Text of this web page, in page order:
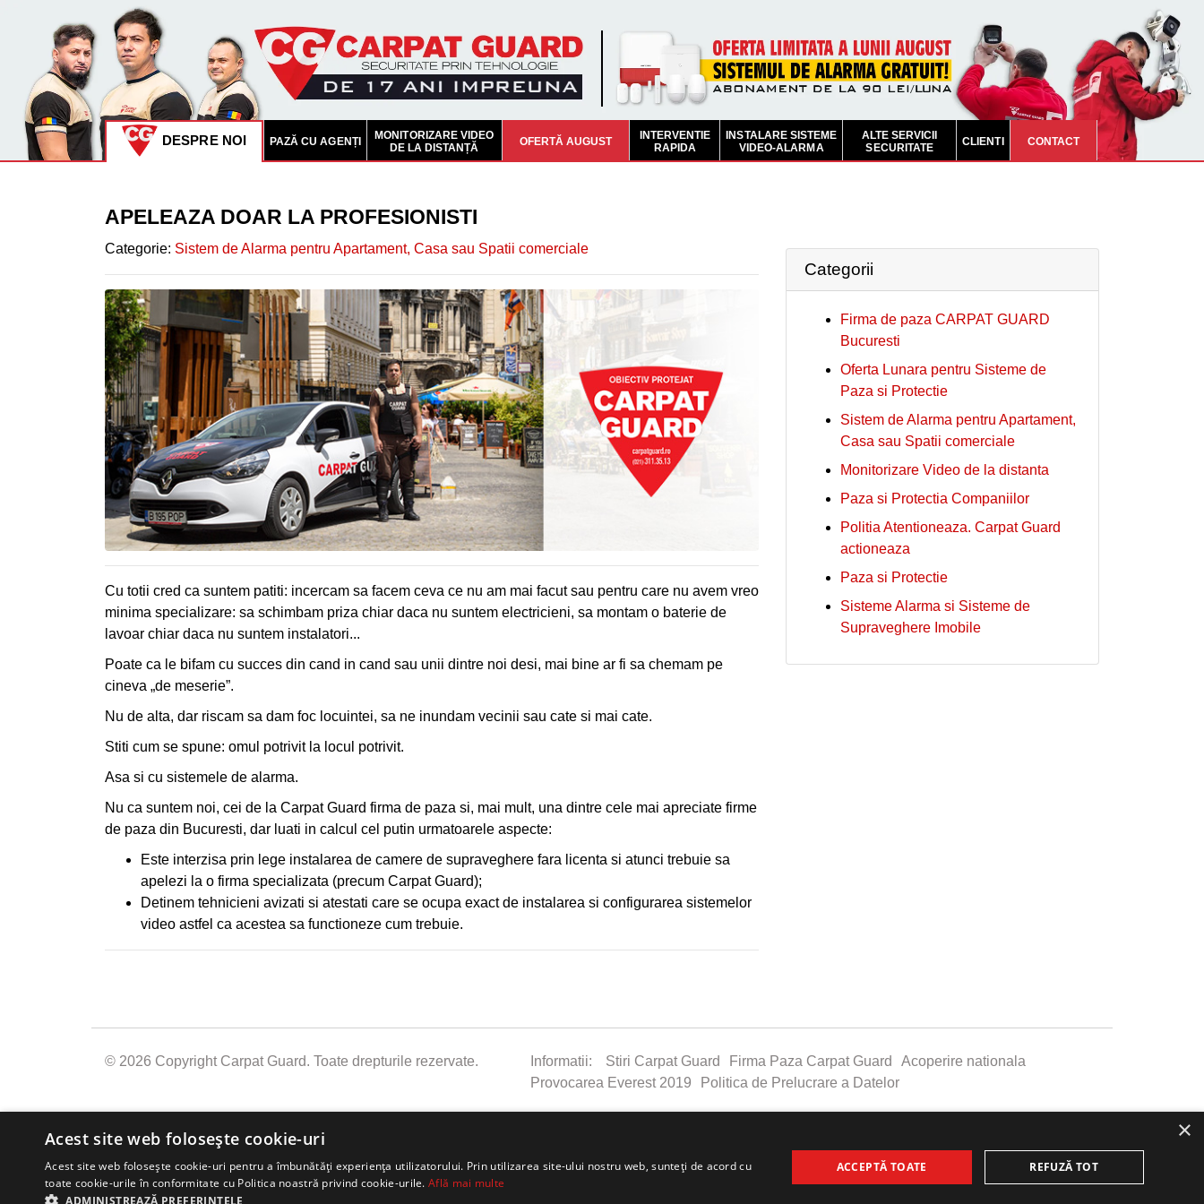
DESPRE NOI PAZĂ CU AGENȚI
MONITORIZARE VIDEO
DE LA DISTANȚĂ
OFERTĂ AUGUST
INTERVENTIE
RAPIDA
INSTALARE SISTEME
VIDEO-ALARMA
ALTE SERVICII
SECURITATE
CLIENTI CONTACT
OFERTĂ
august
MONITORIZARE
INTERVENTIE
APELEAZA DOAR LA PROFESIONISTI
Categorie: Sistem de Alarma pentru Apartament, Casa sau Spatii comerciale
Cu totii cred ca suntem patiti: incercam sa facem ceva ce nu am mai facut sau pentru care nu avem vreo
minima specializare: sa schimbam priza chiar daca nu suntem electricieni, sa montam o baterie de
lavoar chiar daca nu suntem instalatori...
Poate ca le bifam cu succes din cand in cand sau unii dintre noi desi, mai bine ar fi sa chemam pe
cineva „de meserie”.
Nu de alta, dar riscam sa dam foc locuintei, sa ne inundam vecinii sau cate si mai cate.
Stiti cum se spune: omul potrivit la locul potrivit.
Asa si cu sistemele de alarma.
Nu ca suntem noi, cei de la Carpat Guard firma de paza si, mai mult, una dintre cele mai apreciate firme
de paza din Bucuresti, dar luati in calcul cel putin urmatoarele aspecte:
Este interzisa prin lege instalarea de camere de supraveghere fara licenta si atunci trebuie sa
apelezi la o firma specializata (precum Carpat Guard);
Detinem tehnicieni avizati si atestati care se ocupa exact de instalarea si configurarea sistemelor
video astfel ca acestea sa functioneze cum trebuie.
Categorii
Firma de paza CARPAT GUARD
Bucuresti
Oferta Lunara pentru Sisteme de
Paza si Protectie
Sistem de Alarma pentru Apartament,
Casa sau Spatii comerciale
Monitorizare Video de la distanta
Paza si Protectia Companiilor
Politia Atentioneaza. Carpat Guard
actioneaza
Paza si Protectie
Sisteme Alarma si Sisteme de
Supraveghere Imobile
© 2026 Copyright Carpat Guard. Toate drepturile rezervate. Informatii: Stiri Carpat Guard Firma Paza Carpat Guard
Acoperire nationala
Provocarea Everest 2019
Politica de Prelucrare a Datelor
SOLICITA OFERTA CARPAT GUARD 0799.555.777
×
Acest site web folosește cookie-uri
Acest site web folosește cookie-uri pentru a îmbunătăți experiența utilizatorului. Prin utilizarea site-ului nostru web, sunteți de acord cu
toate cookie-urile în conformitate cu Politica noastră privind cookie-urile.Află mai multe
ADMINISTREAZĂ PREFERINȚELE
ACCEPTĂ TOATE REFUZĂ TOT